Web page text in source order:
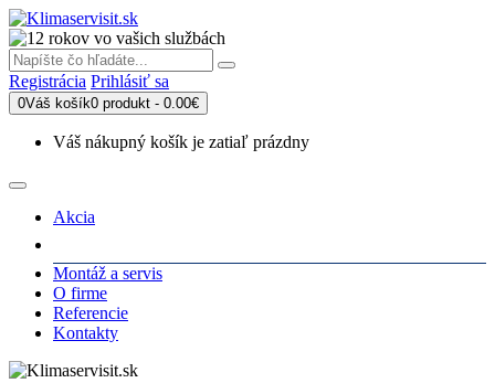
Registrácia Prihlásiť sa
0Váš košík0 produkt - 0.00€
Váš nákupný košík je zatiaľ prázdny
Akcia
Montáž a servis
O firme
Referencie
Kontakty